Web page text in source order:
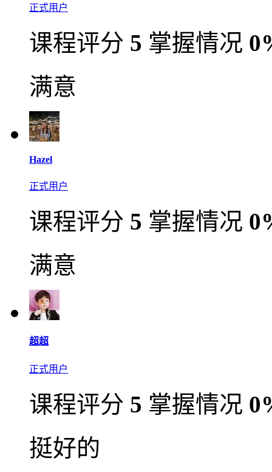
正式用户
课程评分 5 掌握情况
满意
Hazel
正式用户
课程评分 5 掌握情况
满意
超超
正式用户
课程评分 5 掌握情况
挺好的